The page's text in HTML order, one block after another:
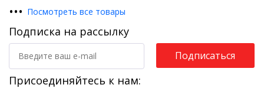
••• Посмотреть все товары
Подписка на рассылку
Подписаться
Присоединяйтесь к нам: